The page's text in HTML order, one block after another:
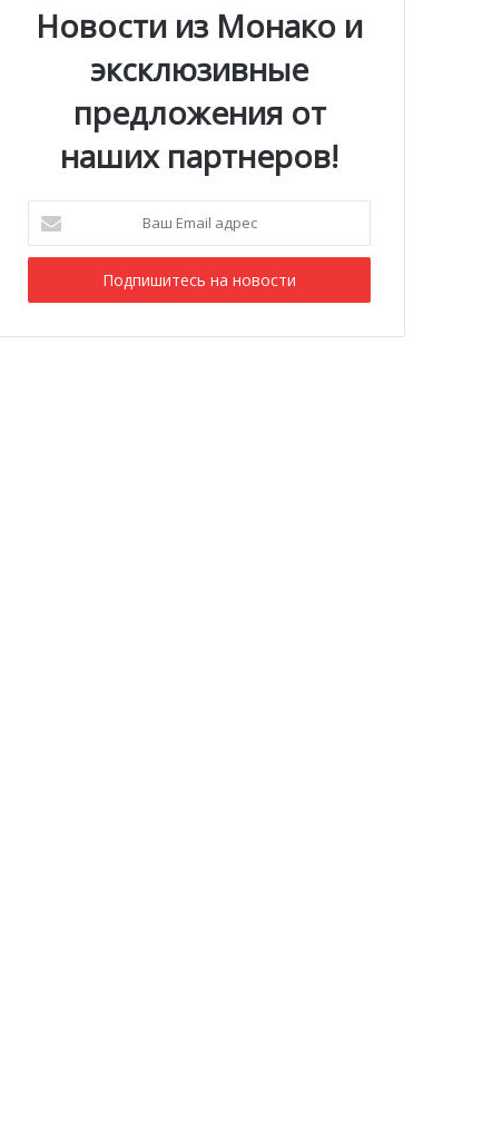
Новости из Монако и
эксклюзивные
предложения от
наших партнеров!
Email
адрес